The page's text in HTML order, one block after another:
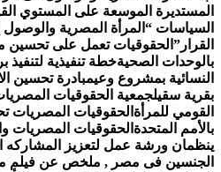
الموسعة على المستوي
“المرأة المصرية والوصول
الحقوقيات تعمل على تحسين
الصحيةخطة تنفيذية لتنفيذ
بمشروع وعيمبادرة تحسين
سقيلجمعية الحقوقيات
للمرأة الحقوقيات المصريات
المتحدةالحقوقيات المصريات
ورشة عمل لتعزيز المشاركه
فى مصر , ملخص عن فيلم